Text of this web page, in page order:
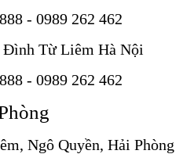
- 0989 262 462
Đình Từ Liêm Hà Nội
- 0989 262 462
Ngô Quyền, Hải Phòng